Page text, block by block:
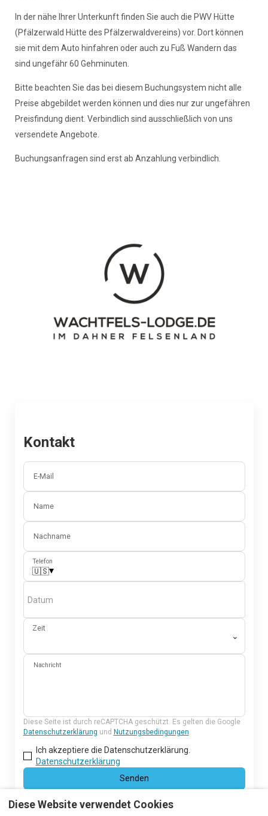
In der nähe Ihrer Unterkunft finden Sie auch die PWV Hütte
(Pfälzerwald Hütte des Pfälzerwaldvereins) vor. Dort können
sie mit dem Auto hinfahren oder auch zu Fuß Wandern das
sind ungefähr 60 Gehminuten.
Bitte beachten Sie das bei diesem Buchungsystem nicht alle
Preise abgebildet werden können und dies nur zur ungefähren
Preisfindung dient. Verbindlich sind ausschließlich von uns
versendete Angebote.
Buchungsanfragen sind erst ab Anzahlung verbindlich.
Kontakt
E-Mail
Name
Nachname
Telefon
🇺🇸▾
Datum
Zeit
⌄
Nachricht
Diese Seite ist durch reCAPTCHA geschützt. Es gelten die Google
Datenschutzerklärung und Nutzungsbedingungen
Ich akzeptiere die Datenschutzerklärung.
Datenschutzerklärung
Senden
Diese Website verwendet Cookies